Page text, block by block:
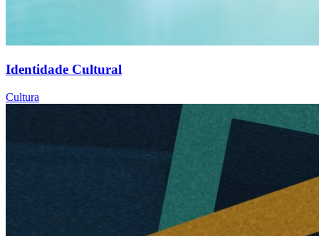
Identidade Cultural
Cultura